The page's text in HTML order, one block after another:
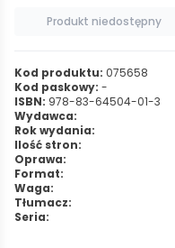
Produkt niedostępny
Kod produktu: 075658
Kod paskowy: -
ISBN: 978-83-64504-01-3
Wydawca:
Rok wydania:
Ilość stron:
Oprawa:
Format:
Waga:
Tłumacz:
Seria: